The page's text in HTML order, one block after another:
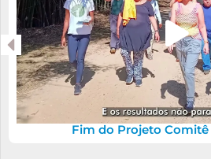
Fim do Projeto Comitê
Monitoramento da
I Fórum Água e Juventude
Programa de Pagamentos por
(PSA) e Boas Práticas do
I Fórum Água e Juventude